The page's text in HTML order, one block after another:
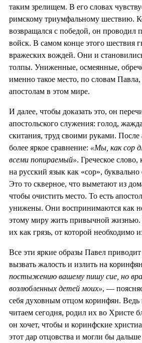
таким зрелищем. В его словах
римскому триумфальному шествию.
возвращался с победой, он проводил
войск. В самом конце этого шествия
вражеских вождей. Они и
толпы. Униженные, осмеянные,
именно такое место, по словам Павла,
апостолам в этом мире.
И далее, чтобы доказать это, он
апостольского служения: голод,
скитания, труд своими руками. После
более яркое сравнение: «Мы, как сор
всеми попираемый». Греческое слово,
на русский язык как «сор», буквально
Это то скверное, что выметают из
чтобы очистить место. То есть
унижены. Они воспринимаются как
этому миру жить привычной
их как грязь, от которой необходимо
Все эти яркие образы Павел
вызвать жалость и излить на
постыжению вашему пишу сие, но
возлюбленных детей моих», —
себя духовным отцом коринфян.
читаем сегодня, родил их во Христе
он хочет, чтобы и коринфские
этот дар отцовства и могли бы